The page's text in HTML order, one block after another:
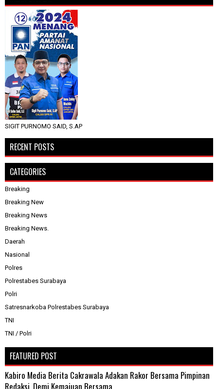
SIGIT PURNOMO SAID, S.AP
RECENT POSTS
CATEGORIES
Breaking
Breaking New
Breaking News
Breaking News.
Daerah
Nasional
Polres
Polrestabes Surabaya
Polri
Satresnarkoba Polrestabes Surabaya
TNI
TNI / Polri
FEATURED POST
Kabiro Media Berita Cakrawala Adakan Rakor Bersama Pimpinan
Redaksi, Demi Kemajuan Bersama